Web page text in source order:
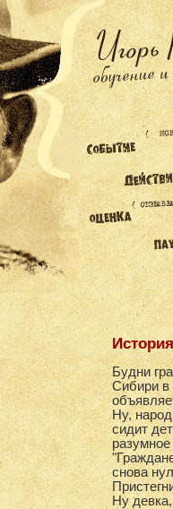
Будни
Сибири в
Ну,
сидит
снова
Ну